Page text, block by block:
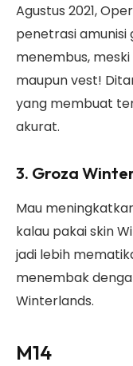
Agustus 2021,
penetrasi amunisi
menembus,
maupun vest!
yang membuat
akurat.
3. Groza
Mau
kalau pakai skin
jadi lebih
menembak
Winterlands.
M14